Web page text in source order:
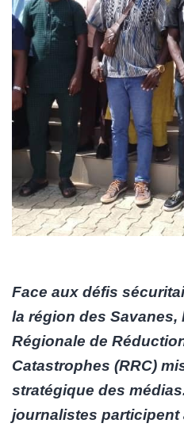
Face aux défis
la région des Savanes,
Régionale de
Catastrophes (RRC)
stratégique des
journalistes participent